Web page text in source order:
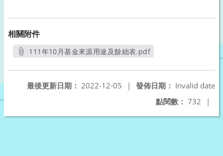
相關附件
111年10月基金來源用途及餘絀表.pdf
發佈日期： Invalid date
最後更新日期： 2022-12-05
|
點閱數： 732 |